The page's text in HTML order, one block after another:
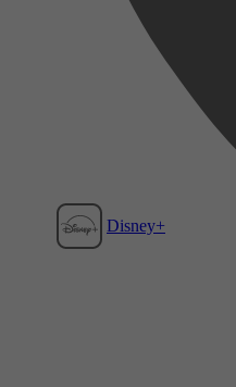
Disney+